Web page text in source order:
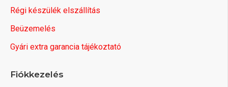
Régi készülék elszállítás
Beüzemelés
Gyári extra garancia tájékoztató
Fiókkezelés